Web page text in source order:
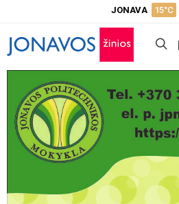
JONAVA 15°C